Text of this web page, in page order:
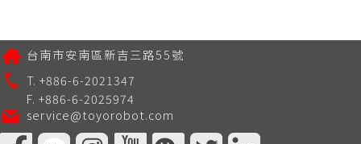
台南市安南區新吉三路55號
T. +886-6-2021347
F. +886-6-2025974
service@toyorobot.com